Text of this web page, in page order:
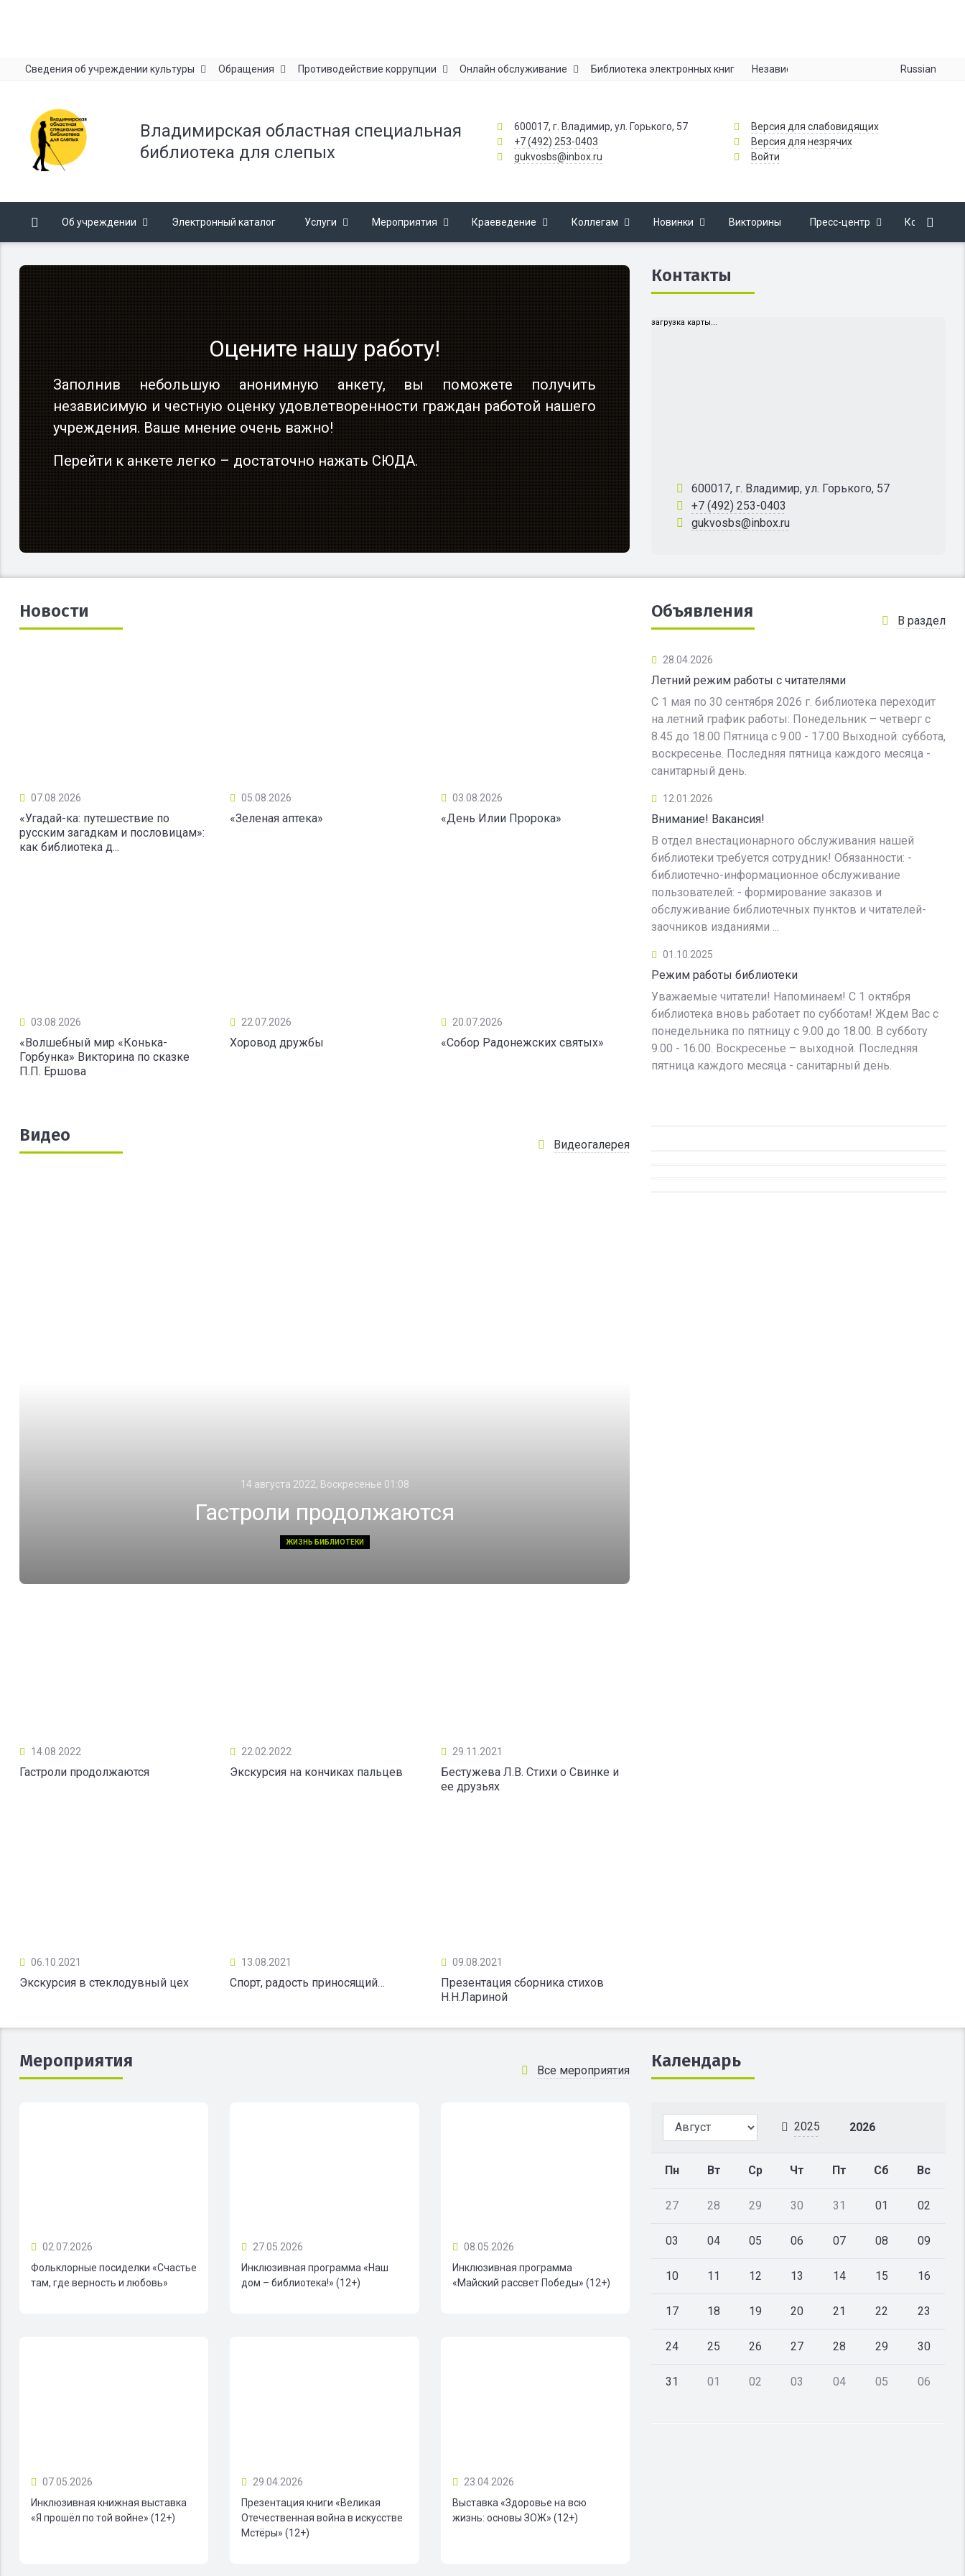
Сведения об учреждении культуры Обращения Противодействие коррупции Онлайн обслуживание Библиотека электронных книг Независимая оценка качества Russian
Владимирская областная специальная
библиотека для слепых
600017, г. Владимир, ул. Горького, 57
+7 (492) 253-0403
gukvosbs@inbox.ru
Версия для слабовидящих
Версия для незрячих
Войти
Об учреждении Электронный каталог Услуги Мероприятия Краеведение Коллегам Новинки Викторины Пресс-центр Контакты
Оцените нашу работу!
Заполнив небольшую анонимную анкету, вы поможете получить
независимую и честную оценку удовлетворенности граждан работой нашего
учреждения. Ваше мнение очень важно!
Перейти к анкете легко – достаточно нажать СЮДА.
Контакты
загрузка карты...
600017, г. Владимир, ул. Горького, 57
+7 (492) 253-0403
gukvosbs@inbox.ru
Новости
07.08.2026
«Угадай-ка: путешествие по
русским загадкам и пословицам»:
как библиотека д...
05.08.2026
«Зеленая аптека»
03.08.2026
«День Илии Пророка»
03.08.2026
«Волшебный мир «Конька-
Горбунка» Викторина по сказке
П.П. Ершова
22.07.2026
Хоровод дружбы
20.07.2026
«Собор Радонежских святых»
Объявления В раздел
28.04.2026
Летний режим работы с читателями
С 1 мая по 30 сентября 2026 г. библиотека переходит
на летний график работы: Понедельник – четверг с
8.45 до 18.00 Пятница с 9.00 - 17.00 Выходной: суббота,
воскресенье. Последняя пятница каждого месяца -
санитарный день.
12.01.2026
Внимание! Вакансия!
В отдел внестационарного обслуживания нашей
библиотеки требуется сотрудник! Обязанности: -
библиотечно-информационное обслуживание
пользователей: - формирование заказов и
обслуживание библиотечных пунктов и читателей-
заочников изданиями ...
01.10.2025
Режим работы библиотеки
Уважаемые читатели! Напоминаем! С 1 октября
библиотека вновь работает по субботам! Ждем Вас с
понедельника по пятницу с 9.00 до 18.00. В субботу
9.00 - 16.00. Воскресенье – выходной. Последняя
пятница каждого месяца - санитарный день.
Видео Видеогалерея
14 августа 2022, Воскресенье 01:08
Гастроли продолжаются
ЖИЗНЬ БИБЛИОТЕКИ
14.08.2022
Гастроли продолжаются
22.02.2022
Экскурсия на кончиках пальцев
29.11.2021
Бестужева Л.В. Стихи о Свинке и
ее друзьях
06.10.2021
Экскурсия в стеклодувный цех
13.08.2021
Спорт, радость приносящий…
09.08.2021
Презентация сборника стихов
Н.Н.Лариной
Мероприятия Все мероприятия
02.07.2026
Фольклорные посиделки «Счастье
там, где верность и любовь»
27.05.2026
Инклюзивная программа «Наш
дом – библиотека!» (12+)
08.05.2026
Инклюзивная программа
«Майский рассвет Победы» (12+)
07.05.2026
Инклюзивная книжная выставка
«Я прошёл по той войне» (12+)
29.04.2026
Презентация книги «Великая
Отечественная война в искусстве
Мстёры» (12+)
23.04.2026
Выставка «Здоровье на всю
жизнь: основы ЗОЖ» (12+)
Календарь
2025 2026
Пн Вт Ср Чт Пт Сб Вс
27 28 29 30 31 01 02
03 04 05 06 07 08 09
10 11 12 13 14 15 16
17 18 19 20 21 22 23
24 25 26 27 28 29 30
31 01 02 03 04 05 06